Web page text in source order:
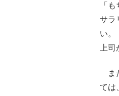
「
サラ
い。
上
ま
ては